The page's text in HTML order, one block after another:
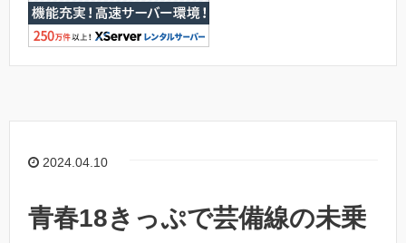
2024.04.10
青春18きっぷで芸備線の未乗